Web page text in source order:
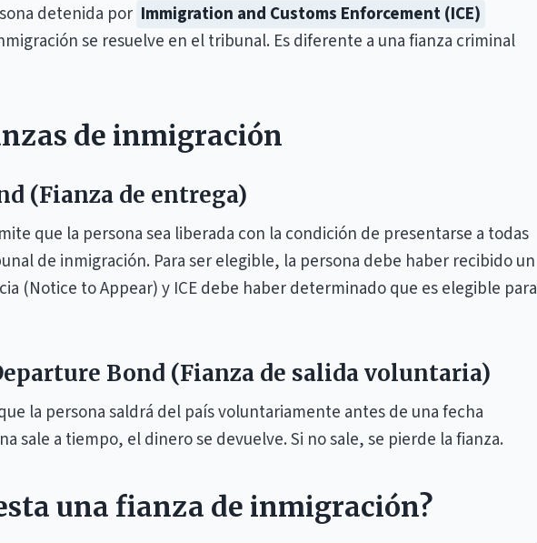
detenida por Immigration and Customs Enforcement (ICE)
se resuelve en el tribunal. Es diferente a una fianza criminal
de inmigración
(Fianza de entrega)
que la persona sea liberada con la condición de presentarse a todas
de inmigración. Para ser elegible, la persona debe haber recibido un
(Notice to Appear) y ICE debe haber determinado que es elegible para
Bond (Fianza de salida voluntaria)
la persona saldrá del país voluntariamente antes de una fecha
sale a tiempo, el dinero se devuelve. Si no sale, se pierde la fianza.
una fianza de inmigración?